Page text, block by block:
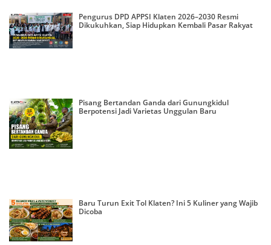
Pengurus DPD APPSI Klaten 2026–2030 Resmi
Dikukuhkan, Siap Hidupkan Kembali Pasar Rakyat
Pisang Bertandan Ganda dari Gunungkidul
Berpotensi Jadi Varietas Unggulan Baru
Baru Turun Exit Tol Klaten? Ini 5 Kuliner yang Wajib
Dicoba